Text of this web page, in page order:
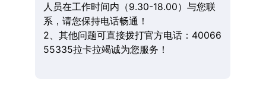
人员在工作时间内（9.30-18.00）与您联
系，请您保持电话畅通！
2、其他问题可直接拨打官方电话：40066
55335拉卡拉竭诚为您服务！